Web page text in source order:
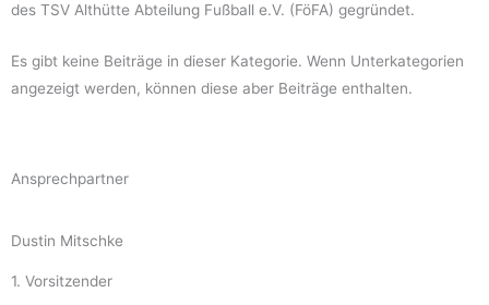
des TSV Althütte Abteilung Fußball e.V. (FöFA) gegründet.
Es gibt keine Beiträge in dieser Kategorie. Wenn Unterkategorien
angezeigt werden, können diese aber Beiträge enthalten.
Ansprechpartner
Dustin Mitschke
1. Vorsitzender